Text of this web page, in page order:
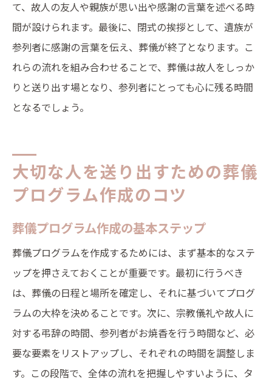
て、故人の友人や親族が思い出や感謝の言葉を述べる時
間が設けられます。最後に、閉式の挨拶として、遺族が
参列者に感謝の言葉を伝え、葬儀が終了となります。こ
れらの流れを組み合わせることで、葬儀は故人をしっか
りと送り出す場となり、参列者にとっても心に残る時間
となるでしょう。
大切な人を送り出すための葬儀
プログラム作成のコツ
葬儀プログラム作成の基本ステップ
葬儀プログラムを作成するためには、まず基本的なステ
ップを押さえておくことが重要です。最初に行うべき
は、葬儀の日程と場所を確定し、それに基づいてプログ
ラムの大枠を決めることです。次に、宗教儀礼や故人に
対する弔辞の時間、参列者がお焼香を行う時間など、必
要な要素をリストアップし、それぞれの時間を調整しま
す。この段階で、全体の流れを把握しやすいように、タ